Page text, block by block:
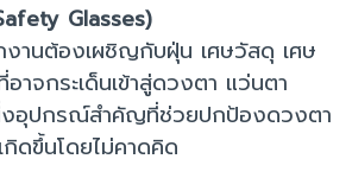
Glasses)
านต้องเผชิญกับฝุ่น เศษวัสดุ เศษ
าจกระเด็นเข้าสู่ดวงตา แว่นตา
งอุปกรณ์สำคัญที่ช่วยปกป้องดวงตา
ดขึ้นโดยไม่คาดคิด